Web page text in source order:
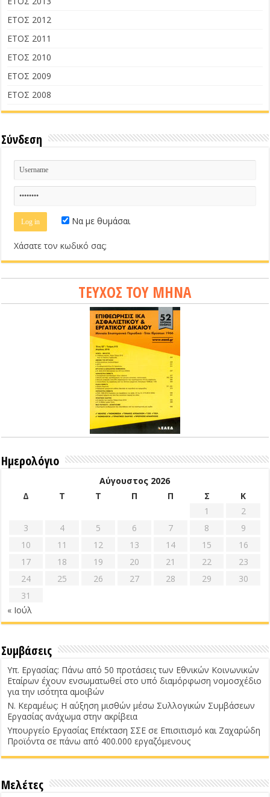
ΕΤΟΣ 2012
ΕΤΟΣ 2011
ΕΤΟΣ 2010
ΕΤΟΣ 2009
ΕΤΟΣ 2008
Σύνδεση
Να με θυμάσαι
Χάσατε τον κωδικό σας;
ΤΕΥΧΟΣ ΤΟΥ ΜΗΝΑ
Ημερολόγιο
Αύγουστος 2026
Δ
Τ Τ Π Π Σ
Κ
1
2
3
4 5 6 7 8
9
10
11 12 13 14 15
16
17
18 19 20 21 22
23
24
25 26 27 28 29
30
31
« Ιούλ
Συμβάσεις
Υπ. Εργασίας: Πάνω από 50 προτάσεις των Εθνικών Κοινωνικών
Εταίρων έχουν ενσωματωθεί στο υπό διαμόρφωση νομοσχέδιο
για την ισότητα αμοιβών
Ν. Κεραμέως: Η αύξηση μισθών μέσω Συλλογικών Συμβάσεων
Εργασίας ανάχωμα στην ακρίβεια
Υπουργείο Εργασίας Επέκταση ΣΣΕ σε Επισιτισμό και Ζαχαρώδη
Προϊόντα σε πάνω από 400.000 εργαζόμενους
Μελέτες